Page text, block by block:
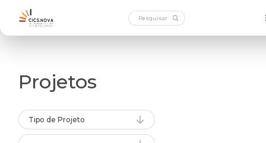
Projetos
Tipo de Projeto